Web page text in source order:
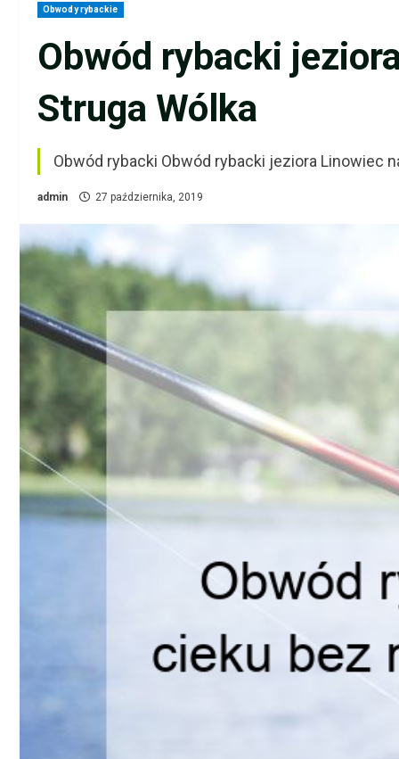
Obwody rybackie
Obwód rybacki
Struga Wólka
Obwód rybacki Obwód rybacki jeziora Linowiec
admin 27 października, 2019